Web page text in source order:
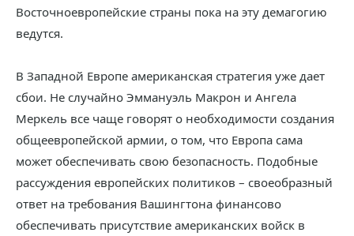
Восточноевропейские страны пока на эту демагогию
ведутся.
В Западной Европе американская стратегия уже дает
сбои. Не случайно Эммануэль Макрон и Ангела
Меркель все чаще говорят о необходимости создания
общеевропейской армии, о том, что Европа сама
может обеспечивать свою безопасность. Подобные
рассуждения европейских политиков – своеобразный
ответ на требования Вашингтона финансово
обеспечивать присутствие американских войск в